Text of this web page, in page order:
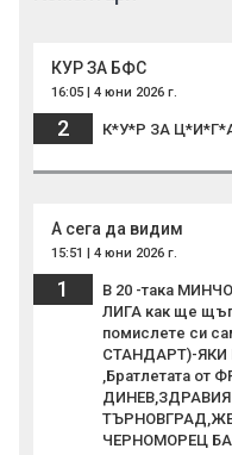
КУР ЗА БФС
16:05 | 4 юни 2026 г.
2 К*У*Р ЗА
А сега да видим
15:51 | 4 юни 2026 г.
1
В 20 -така
ЛИГА как ще
помислете си
СТАНДАРТ)-ЯКИ
,Братлетата от
ЧЕРНОМОРЕЦ